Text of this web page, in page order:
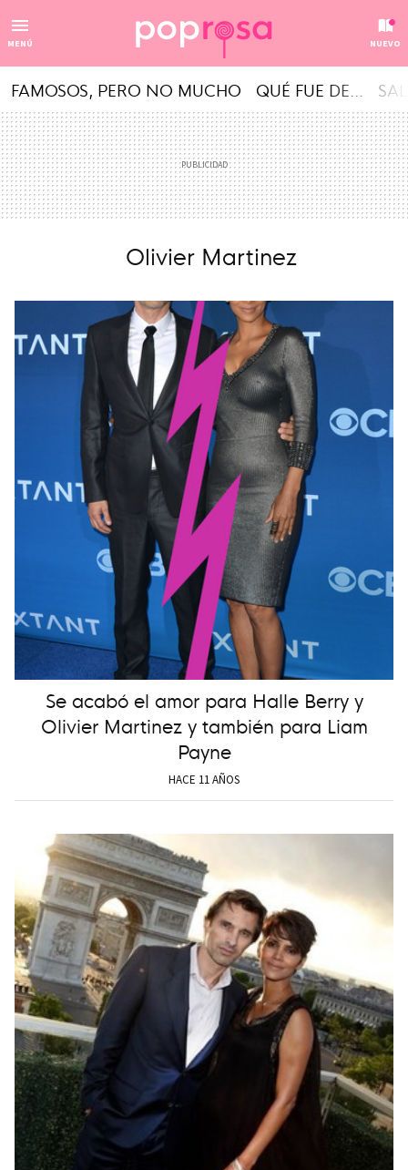
MENÚ NUEVO
FAMOSOS, PERO NO MUCHO QUÉ FUE DE...
Olivier Martinez
Se acabó el amor para Halle Berry y
Olivier Martinez y también para Liam
Payne
HACE 11 AÑOS